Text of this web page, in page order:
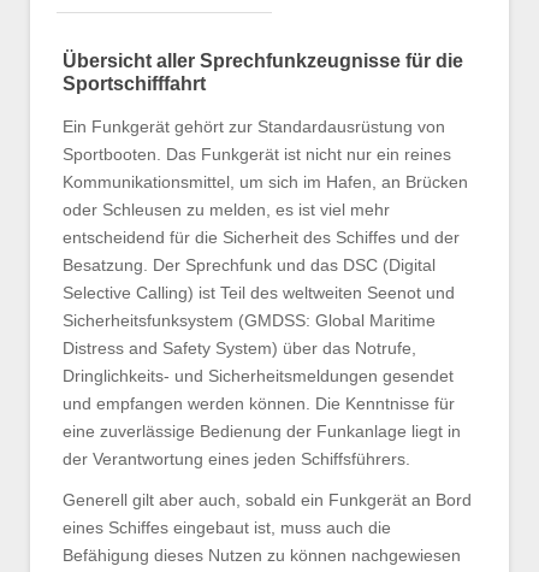
Übersicht aller Sprechfunkzeugnisse für die
Sportschifffahrt
Ein Funkgerät gehört zur Standardausrüstung von
Sportbooten. Das Funkgerät ist nicht nur ein reines
Kommunikationsmittel, um sich im Hafen, an Brücken
oder Schleusen zu melden, es ist viel mehr
entscheidend für die Sicherheit des Schiffes und der
Besatzung. Der Sprechfunk und das DSC (Digital
Selective Calling) ist Teil des weltweiten Seenot und
Sicherheitsfunksystem (GMDSS: Global Maritime
Distress and Safety System) über das Notrufe,
Dringlichkeits- und Sicherheitsmeldungen gesendet
und empfangen werden können. Die Kenntnisse für
eine zuverlässige Bedienung der Funkanlage liegt in
der Verantwortung eines jeden Schiffsführers.
Generell gilt aber auch, sobald ein Funkgerät an Bord
eines Schiffes eingebaut ist, muss auch die
Befähigung dieses Nutzen zu können nachgewiesen